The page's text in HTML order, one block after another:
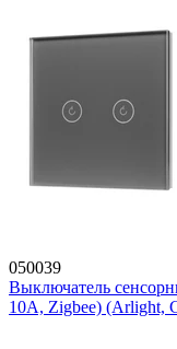
050039
Выключатель
10A, Zigbee) (Arlight,